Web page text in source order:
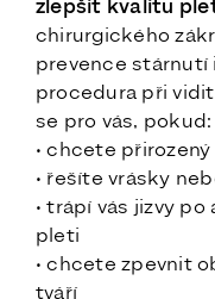
zlepšit kvalitu
chirurgického
prevence stárnutí
procedura při
se pro vás, pokud:
• chcete
• řešíte vrásky
• trápí vás jizvy
pleti
• chcete zpevnit